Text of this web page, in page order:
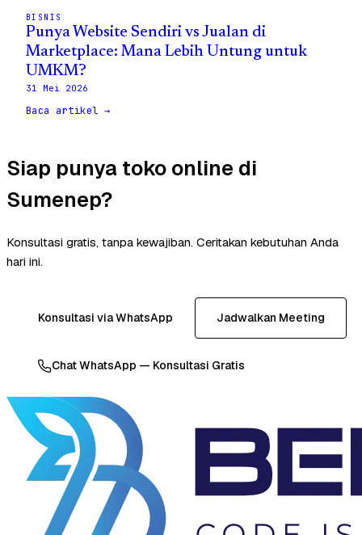
BISNIS
Punya Website Sendiri vs Jualan di
Marketplace: Mana Lebih Untung untuk
UMKM?
31 Mei 2026
Baca artikel →
Siap punya toko online di
Sumenep?
Konsultasi gratis, tanpa kewajiban. Ceritakan kebutuhan Anda
hari ini.
Konsultasi via WhatsApp Jadwalkan Meeting
Chat WhatsApp — Konsultasi Gratis